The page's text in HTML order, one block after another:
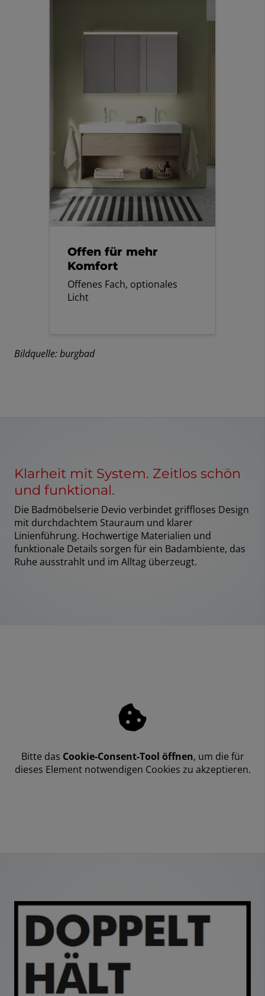
Offen für mehr
Komfort
Offenes Fach, optionales
Licht
Bildquelle: burgbad
Klarheit mit System. Zeitlos schön
und funktional.
Die Badmöbelserie Devio verbindet griffloses Design
mit durchdachtem Stauraum und klarer
Linienführung. Hochwertige Materialien und
funktionale Details sorgen für ein Badambiente, das
Ruhe ausstrahlt und im Alltag überzeugt.
Bitte das Cookie-Consent-Tool öffnen, um die für
dieses Element notwendigen Cookies zu akzeptieren.